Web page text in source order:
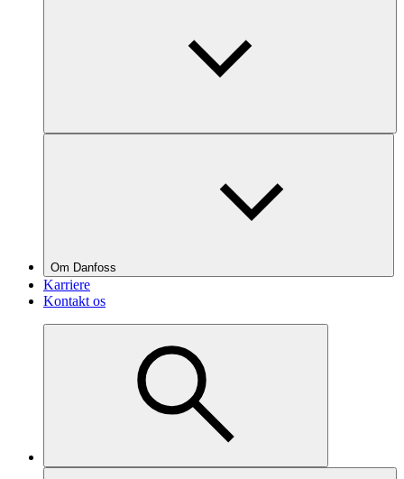
Om Danfoss
Karriere
Kontakt os